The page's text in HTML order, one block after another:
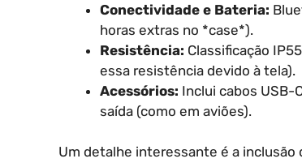
Conectividade e Bateria:
horas extras no *case*).
Resistência: Classificação
essa resistência devido à tela).
Acessórios: Inclui cabos USB-
saída (como em aviões).
Um detalhe interessante é a inclusão